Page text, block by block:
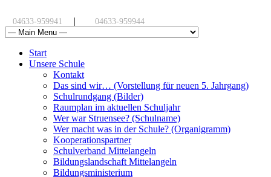
04633-959941 | 04633-959944
Start
Unsere Schule
Kontakt
Das sind wir… (Vorstellung für neuen 5. Jahrgang)
Schulrundgang (Bilder)
Raumplan im aktuellen Schuljahr
Wer war Struensee? (Schulname)
Wer macht was in der Schule? (Organigramm)
Kooperationspartner
Schulverband Mittelangeln
Bildungslandschaft Mittelangeln
Bildungsministerium